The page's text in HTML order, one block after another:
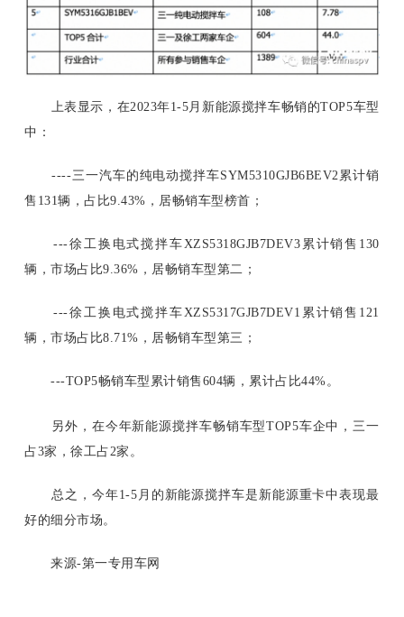
上表显示，在2023年1-5月新能源搅拌车畅销的TOP5车型
中：
----三一汽车的纯电动搅拌车SYM5310GJB6BEV2累计销
售131辆，占比9.43%，居畅销车型榜首；
---徐工换电式搅拌车XZS5318GJB7DEV3累计销售130
辆，市场占比9.36%，居畅销车型第二；
---徐工换电式搅拌车XZS5317GJB7DEV1累计销售121
辆，市场占比8.71%，居畅销车型第三；
---TOP5畅销车型累计销售604辆，累计占比44%。
另外，在今年新能源搅拌车畅销车型TOP5车企中，三一
占3家，徐工占2家。
总之，今年1-5月的新能源搅拌车是新能源重卡中表现最
好的细分市场。
来源-第一专用车网